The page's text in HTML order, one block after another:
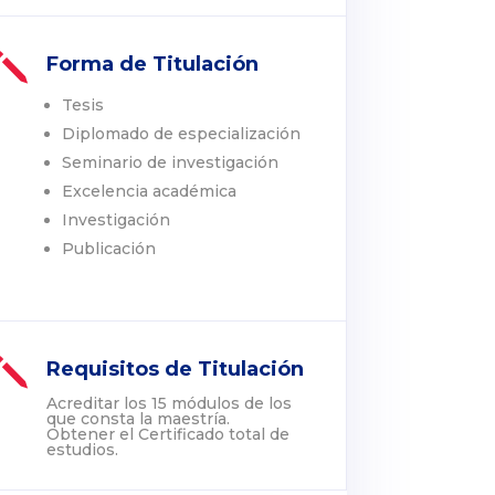
Forma de Titulación
Tesis
Diplomado de especialización
Seminario de investigación
Excelencia académica
Investigación
Publicación
Requisitos de Titulación
Acreditar los 15 módulos de los
que consta la maestría.
Obtener el Certificado total de
estudios.